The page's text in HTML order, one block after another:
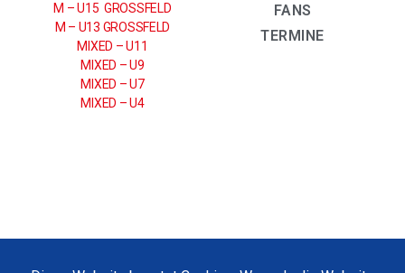
M – U15 GROSSFELD
M – U13 GROSSFELD
MIXED – U11
MIXED – U9
MIXED – U7
MIXED – U4
FANS
TERMINE